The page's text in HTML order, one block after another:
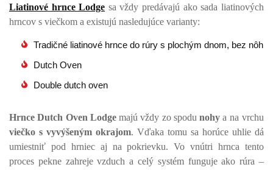
Liatinové hrnce Lodge sa vždy predávajú ako sada liatinových
hrncov s viečkom a existujú nasledujúce varianty:
Tradičné liatinové hrnce do rúry s plochým dnom, bez nôh
Dutch Oven
Double dutch oven
Hrnce Dutch Oven Lodge majú vždy zo spodu nohy a na vrchu
viečko s vyvýšeným okrajom. Vďaka tomu sa horúce uhlie dá
umiestniť pod hrniec aj na pokrievku. Vo vnútri hrnca tento
proces pekne zahreje vzduch a celý systém funguje ako rúra –